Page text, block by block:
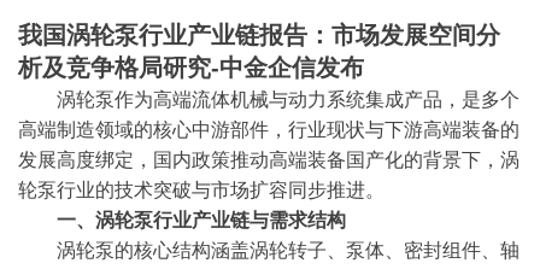
我国涡轮泵行业产业链报告：市场发展空间分
析及竞争格局研究-中金企信发布
涡轮泵作为高端流体机械与动力系统集成产品，是多个
高端制造领域的核心中游部件，行业现状与下游高端装备的
发展高度绑定，国内政策推动高端装备国产化的背景下，涡
轮泵行业的技术突破与市场扩容同步推进。
一、涡轮泵行业产业链与需求结构
涡轮泵的核心结构涵盖涡轮转子、泵体、密封组件、轴